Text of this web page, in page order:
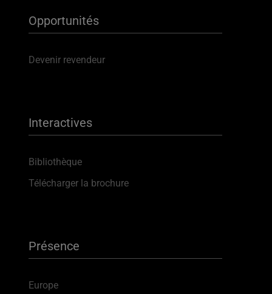
Opportunités
Devenir revendeur
Interactives
Bibliothèque
Télécharger la brochure
Présence
Europe